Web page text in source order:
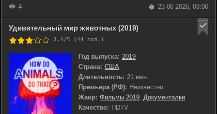
4 23-06-2026, 08:06
Удивительный мир животных (2019)
3.4/5 (44 гол.)
Год выпуска: 2019
Страна: США
Длительность: 21 мин.
Премьера (РФ): Неизвестно
Жанр: Фильмы 2019, Документалки
Качество: HDTV